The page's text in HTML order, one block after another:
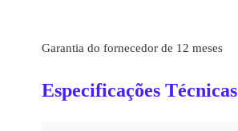
Garantia do fornecedor de 12 meses
Especificações Técnicas